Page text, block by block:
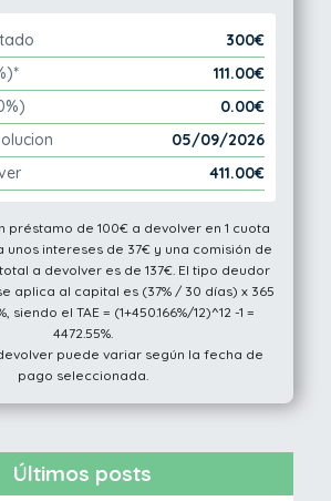
300€
111.00€
0.00€
05/09/2026
411.00€
préstamo de 100€ a devolver en 1 cuota
unos intereses de 37€ y una comisión de
a devolver es de 137€. El tipo deudor
aplica al capital es (37% / 30 días) x 365
siendo el TAE = (1+450.166%/12)^12 -1 =
4472.55%.
puede variar según la fecha de
pago seleccionada.
Últimos posts